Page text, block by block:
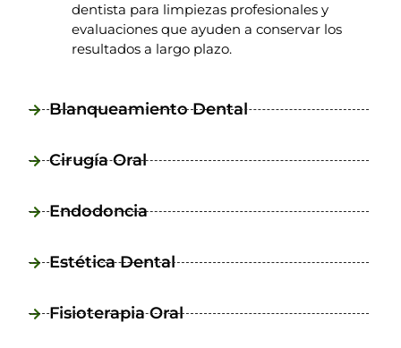
Blanqueamiento Dental
Cirugía Oral
Endodoncia
Estética Dental
Fisioterapia Oral
dentista para limpiezas profesionales y
evaluaciones que ayuden a conservar los
resultados a largo plazo.